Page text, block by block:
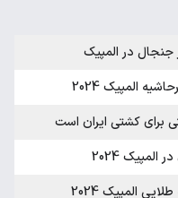
جنجال در المپیک
المپیک 2024
برای کشتی ایران است
2024
المپیک 2024